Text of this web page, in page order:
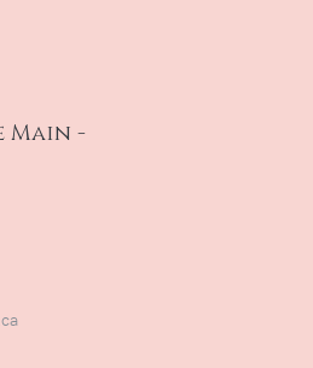
Main -